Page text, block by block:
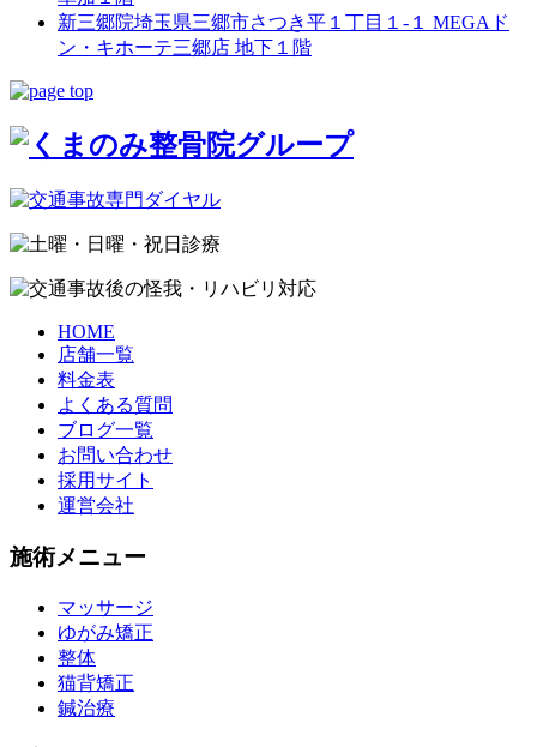
新三郷院埼玉県三郷市さつき平１丁目１-１ MEGAド
ン・キホーテ三郷店 地下１階
HOME
店舗一覧
料金表
よくある質問
ブログ一覧
お問い合わせ
採用サイト
運営会社
施術メニュー
マッサージ
ゆがみ矯正
整体
猫背矯正
鍼治療